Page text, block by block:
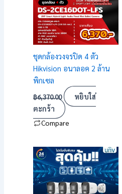
ชุดกล้องวงจรปิด 4 ตัว
Hikvision อนาลอค 2 ล้าน
พิกเซล
฿6,370.00
หยิบใส่
ตะกร้า
Compare
Price
range:
฿
through
฿
This
product
has
multiple